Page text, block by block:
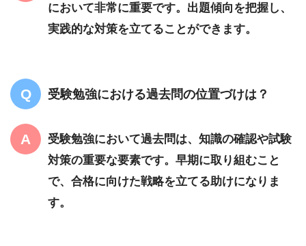
において非常に重要です。出題傾向を把握し、
実践的な対策を立てることができます。
受験勉強における過去問の位置づけは？
受験勉強において過去問は、知識の確認や試験
対策の重要な要素です。早期に取り組むこと
で、合格に向けた戦略を立てる助けになりま
す。